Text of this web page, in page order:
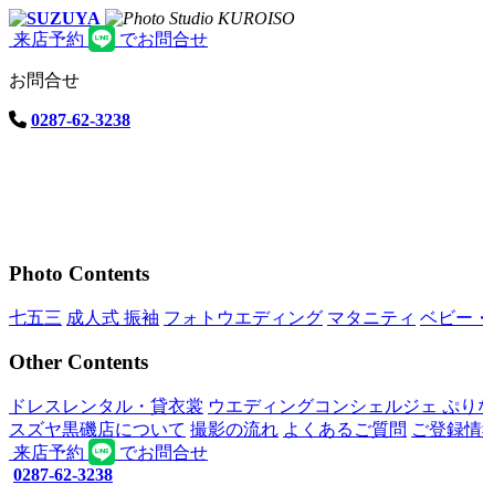
来店予約 でお問合せ
お問合せ
0287-62-3238
Photo Contents
七五三 成人式 振袖 フォトウエディング マタニティ ベビー
Other Contents
ドレスレンタル・貸衣裳 ウエディングコンシェルジェ ぷり
スズヤ黒磯店について 撮影の流れ よくあるご質問 ご登録
来店予約
でお問合せ
0287-62-3238